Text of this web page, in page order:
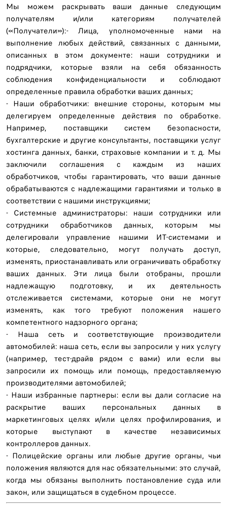
Мы можем раскрывать ваши данные следующим
получателям и/или категориям получателей
(«Получатели»):- Лица, уполномоченные нами на
выполнение любых действий, связанных с данными,
описанных в этом документе: наши сотрудники и
подрядчики, которые взяли на себя обязанность
соблюдения конфиденциальности и соблюдают
определенные правила обработки ваших данных;
- Наши обработчики: внешние стороны, которым мы
делегируем определенные действия по обработке.
Например, поставщики систем безопасности,
бухгалтерские и другие консультанты, поставщики услуг
хостинга данных, банки, страховые компании и т. д. Мы
заключили соглашения с каждым из наших
обработчиков, чтобы гарантировать, что ваши данные
обрабатываются с надлежащими гарантиями и только в
соответствии с нашими инструкциями;
- Системные администраторы: наши сотрудники или
сотрудники обработчиков данных, которым мы
делегировали управление нашими ИТ-системами и
которые, следовательно, могут получать доступ,
изменять, приостанавливать или ограничивать обработку
ваших данных. Эти лица были отобраны, прошли
надлежащую подготовку, и их деятельность
отслеживается системами, которые они не могут
изменять, как того требуют положения нашего
компетентного надзорного органа;
- Наша сеть и соответствующие производители
автомобилей: наша сеть, если вы запросили у них услугу
(например, тест-драйв рядом с вами) или если вы
запросили их помощь или помощь, предоставляемую
производителями автомобилей;
- Наши избранные партнеры: если вы дали согласие на
раскрытие ваших персональных данных в
маркетинговых целях и/или целях профилирования, и
которые выступают в качестве независимых
контроллеров данных.
- Полицейские органы или любые другие органы, чьи
положения являются для нас обязательными: это случай,
когда мы обязаны выполнить постановление суда или
закон, или защищаться в судебном процессе.